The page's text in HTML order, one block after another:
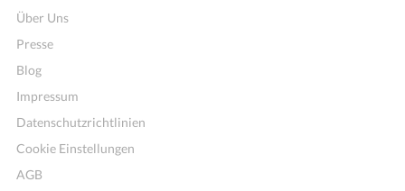
Über Uns
Presse
Blog
Impressum
Datenschutzrichtlinien
Cookie Einstellungen
AGB